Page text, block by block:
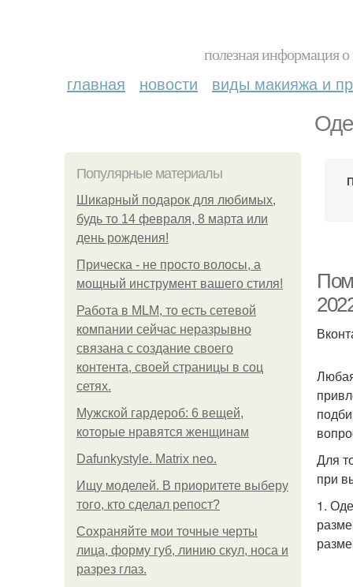
полезная информация
главная новости виды макияжа и
Популярные материалы
Шикарный подарок для любимых,
будь то 14 февраля, 8 марта или
день рождения!
Прическа - не просто волосы, а
мощный инструмент вашего стиля!
Работа в MLM, то есть сетевой
компании сейчас неразрывно
связана с создание своего
контента, своей страницы в соц
сетях.
Мужской гардероб: 6 вещей,
которые нравятся женщинам
Dafunkystyle. Matrix neo.
Ищу моделей. В приоритете выберу
того, кто сделал репост?
Сохраняйте мои точные черты
лица, форму губ, линию скул, носа и
разрез глаз.
Для
при
1.